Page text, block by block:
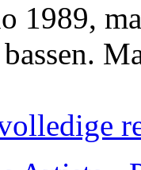
1989,